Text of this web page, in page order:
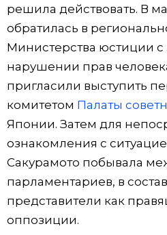
решила действовать. В
обратилась в
Министерства юстиции с
нарушении прав
пригласили выступить
комитетом Палаты
Японии. Затем для
ознакомления с
Сакурамото побывала
парламентариев, в
представители как
оппозиции.